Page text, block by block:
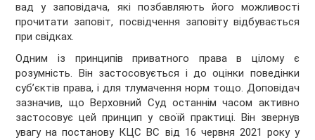
вад у заповідача, які позбавляють його можливості
прочитати заповіт, посвідчення заповіту відбувається
при свідках.
Одним із принципів приватного права в цілому є
розумність. Він застосовується і до оцінки поведінки
суб’єктів права, і для тлумачення норм тощо. Доповідач
зазначив, що Верховний Суд останнім часом активно
застосовує цей принцип у своїй практиці. Він звернув
увагу на постанову КЦС ВС від 16 червня 2021 року у